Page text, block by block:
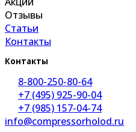
Отзывы
Статьи
Контакты
Контакты
8-800-250-80-64
+7 (495) 925-90-04
+7 (985) 157-04-74
info@compressorholod.ru